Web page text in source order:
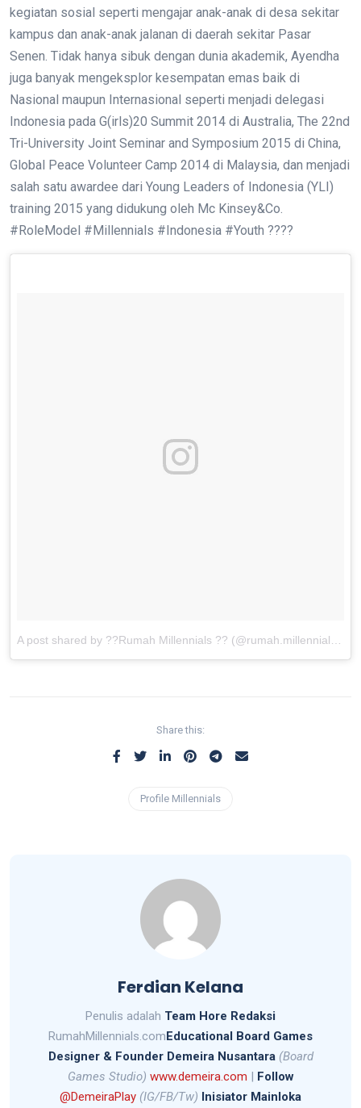
kegiatan sosial seperti mengajar anak-anak di desa sekitar
kampus dan anak-anak jalanan di daerah sekitar Pasar
Senen. Tidak hanya sibuk dengan dunia akademik, Ayendha
juga banyak mengeksplor kesempatan emas baik di
Nasional maupun Internasional seperti menjadi delegasi
Indonesia pada G(irls)20 Summit 2014 di Australia, The 22nd
Tri-University Joint Seminar and Symposium 2015 di China,
Global Peace Volunteer Camp 2014 di Malaysia, dan menjadi
salah satu awardee dari Young Leaders of Indonesia (YLI)
training 2015 yang didukung oleh Mc Kinsey&Co.
#RoleModel #Millennials #Indonesia #Youth ????
A post shared by ??Rumah Millennials ?? (@rumah.millennials)
Share this:
Profile Millennials
Ferdian Kelana
Penulis adalah Team Hore Redaksi
RumahMillennials.comEducational Board Games
Designer & Founder Demeira Nusantara (Board
Games Studio) www.demeira.com | Follow
@DemeiraPlay (IG/FB/Tw) Inisiator Mainloka